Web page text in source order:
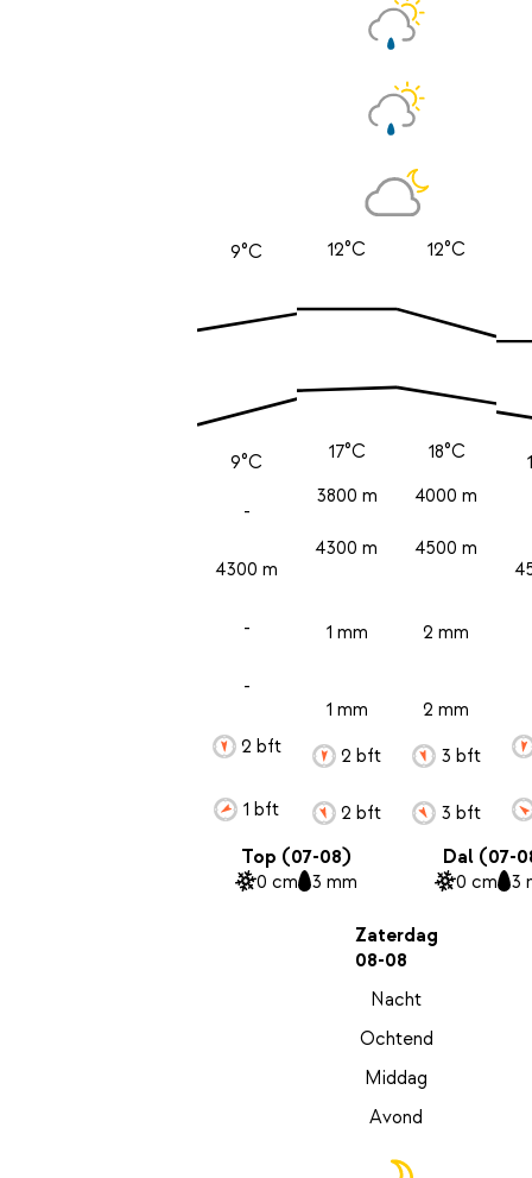
9°C
9°C
-
4300 m
-
-
2 bft
1 bft
12°C
17°C
3800 m
4300 m
1 mm
1 mm
2 bft
2 bft
12°C
18°C
4000 m
4500 m
2 mm
2 mm
3 bft
3 bft
Top (07-08)
0 cm 3 mm
Dal (07-
0 cm 3
Zaterdag
08-08
Nacht
Ochtend
Middag
Avond